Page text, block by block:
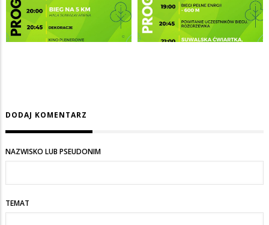
DODAJ KOMENTARZ
NAZWISKO LUB PSEUDONIM
TEMAT